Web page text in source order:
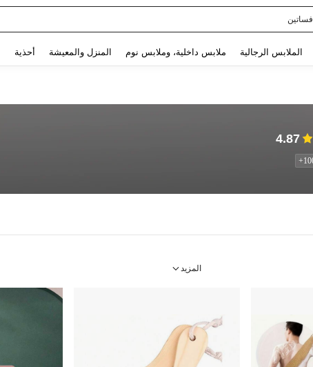
فساتين
الملابس الرجالية ملابس داخلية، وملابس نوم المنزل والمعيشة أحذية
4.87
المزيد